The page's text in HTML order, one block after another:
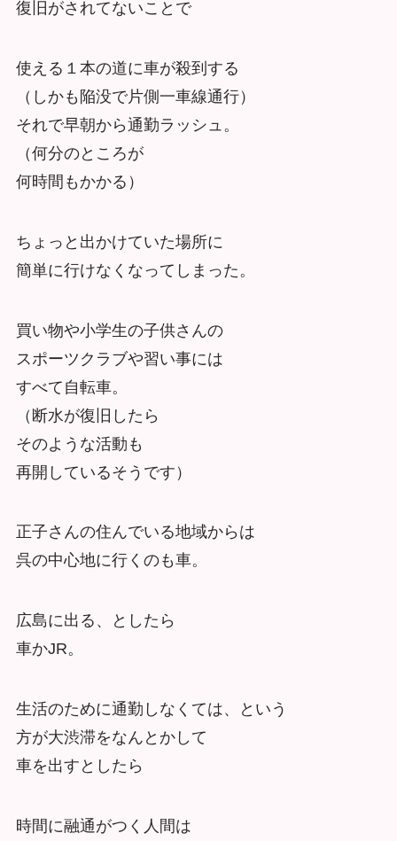
復旧がされてないことで
使える１本の道に車が殺到する
（しかも陥没で片側一車線通行）
それで早朝から通勤ラッシュ。
（何分のところが
何時間もかかる）
ちょっと出かけていた場所に
簡単に行けなくなってしまった。
買い物や小学生の子供さんの
スポーツクラブや習い事には
すべて自転車。
（断水が復旧したら
そのような活動も
再開しているそうです）
正子さんの住んでいる地域からは
呉の中心地に行くのも車。
広島に出る、としたら
車かJR。
生活のために通勤しなくては、という
方が大渋滞をなんとかして
車を出すとしたら
時間に融通がつく人間は